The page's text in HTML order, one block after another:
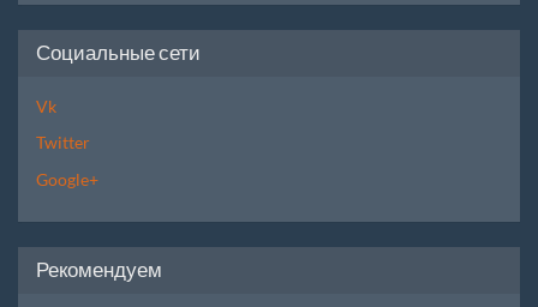
Социальные сети
Vk
Twitter
Google+
Рекомендуем